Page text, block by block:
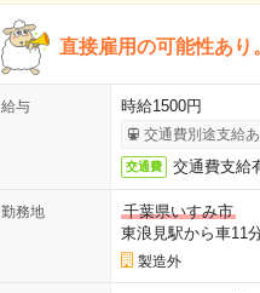
直接雇用の可能性あ
給与 時給1500円
交通費別途支給あ
交通費 交通費支給
勤務地
千葉県いすみ市
東浪見駅から車11
製造外